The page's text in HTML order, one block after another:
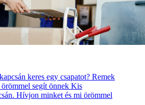
keres egy csapatot? Remek
segít önnek Kis
Hívjon minket és mi örömmel